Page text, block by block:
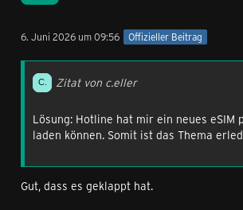
6. Juni 2026 um 09:56 Offizieller Beitrag
Zitat von c.eller
Lösung: Hotline hat mir ein neues eSIM
laden können. Somit ist das Thema
Gut, dass es geklappt hat.